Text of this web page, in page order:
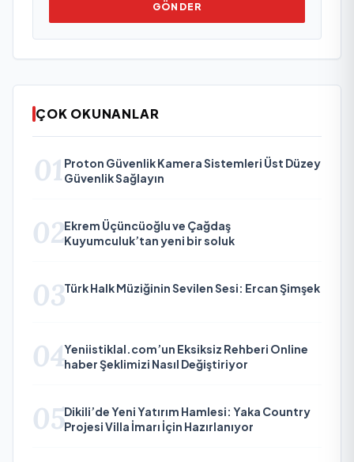
GÖNDER
ÇOK OKUNANLAR
01 Proton Güvenlik Kamera Sistemleri Üst Düzey
Güvenlik Sağlayın
02Ekrem Üçüncüoğlu ve Çağdaş
Kuyumculuk’tan yeni bir soluk
03Türk Halk Müziğinin Sevilen Sesi: Ercan Şimşek
04Yeniistiklal.com’un Eksiksiz Rehberi Online
haber Şeklimizi Nasıl Değiştiriyor
05Dikili’de Yeni Yatırım Hamlesi: Yaka Country
Projesi Villa İmarı İçin Hazırlanıyor